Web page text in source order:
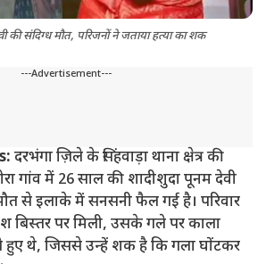
की संदिग्ध मौत, परिजनों ने जताया हत्या का शक
---Advertisement---
दरभंगा ज़िले के सिंहवाड़ा थाना क्षेत्र की
गांव में 26 साल की शादीशुदा पूनम देवी
से इलाके में सनसनी फैल गई है। परिवार
बिस्तर पर मिली, उसके गले पर काला
हुए थे, जिससे उन्हें शक है कि गला घोंटकर